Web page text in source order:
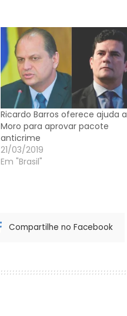
Ricardo Barros oferece ajuda a
Moro para aprovar pacote
anticrime
21/03/2019
Em "Brasil"
Compartilhe no Facebook